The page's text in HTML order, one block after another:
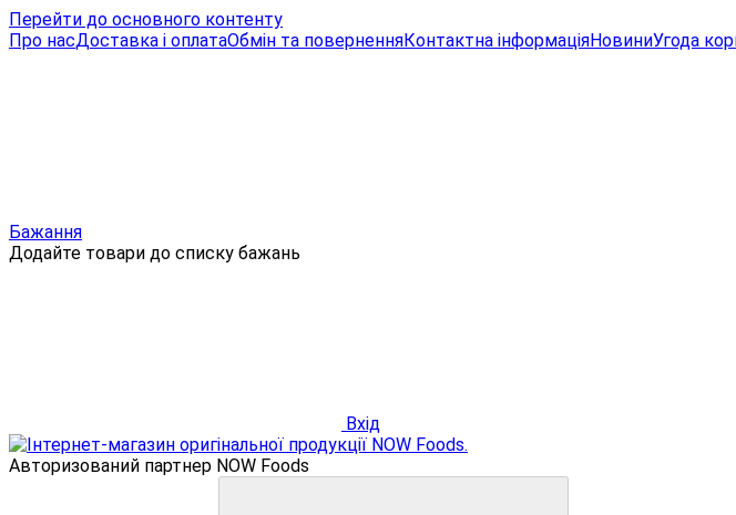
Перейти до основного контенту
Про насДоставка і оплатаОбмін та поверненняКонтактна інформаціяНовиниУгода
Бажання
Додайте товари до списку бажань
Вхід
Авторизований партнер NOW Foods